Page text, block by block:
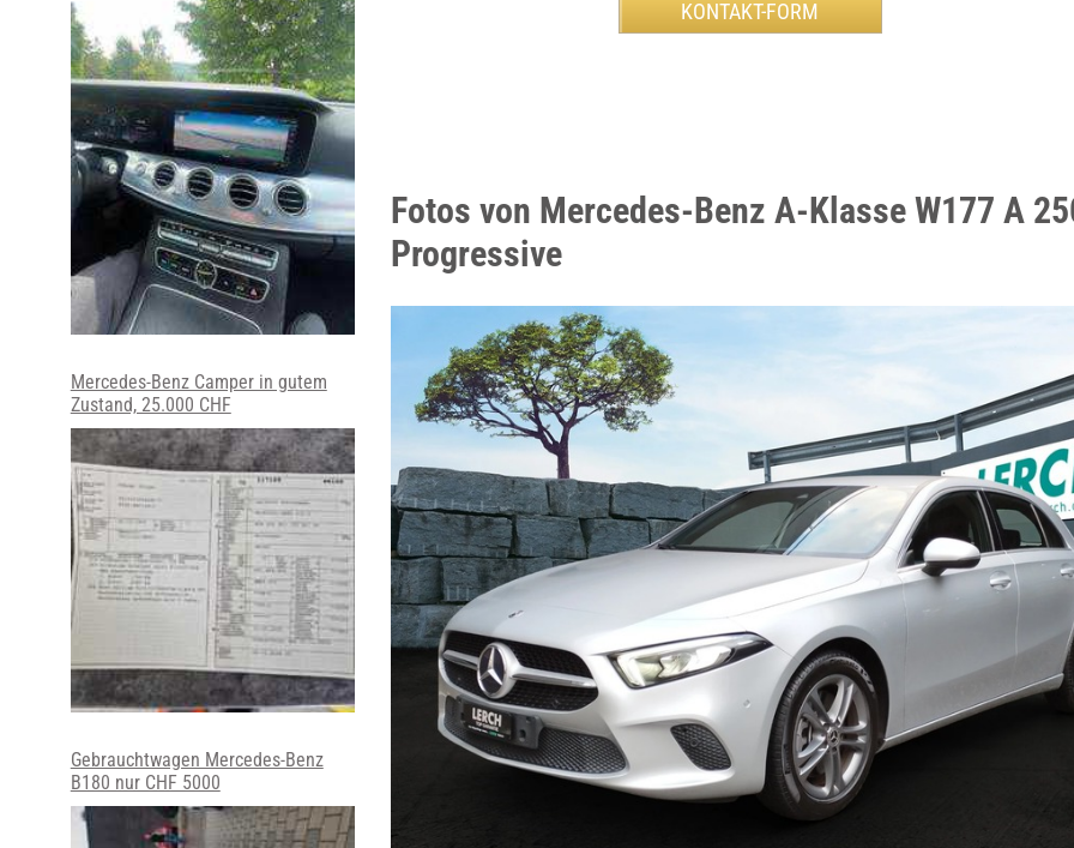
Fotos von Mercedes-Benz A-Klasse W177 A
Progressive
Mercedes-Benz Camper in gutem
Zustand, 25.000 CHF
Gebrauchtwagen Mercedes-Benz
B180 nur CHF 5000